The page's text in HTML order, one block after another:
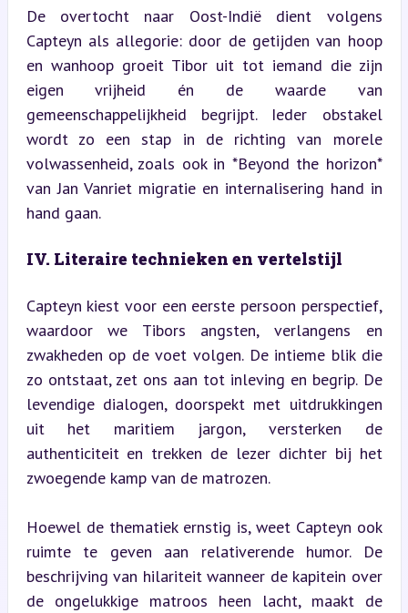
De overtocht naar Oost-Indië dient volgens
Capteyn als allegorie: door de getijden van hoop
en wanhoop groeit Tibor uit tot iemand die zijn
eigen vrijheid én de waarde van
gemeenschappelijkheid begrijpt. Ieder obstakel
wordt zo een stap in de richting van morele
volwassenheid, zoals ook in *Beyond the horizon*
van Jan Vanriet migratie en internalisering hand in
hand gaan.
IV. Literaire technieken en vertelstijl
Capteyn kiest voor een eerste persoon perspectief,
waardoor we Tibors angsten, verlangens en
zwakheden op de voet volgen. De intieme blik die
zo ontstaat, zet ons aan tot inleving en begrip. De
levendige dialogen, doorspekt met uitdrukkingen
uit het maritiem jargon, versterken de
authenticiteit en trekken de lezer dichter bij het
zwoegende kamp van de matrozen.
Hoewel de thematiek ernstig is, weet Capteyn ook
ruimte te geven aan relativerende humor. De
beschrijving van hilariteit wanneer de kapitein over
de ongelukkige matroos heen lacht, maakt de